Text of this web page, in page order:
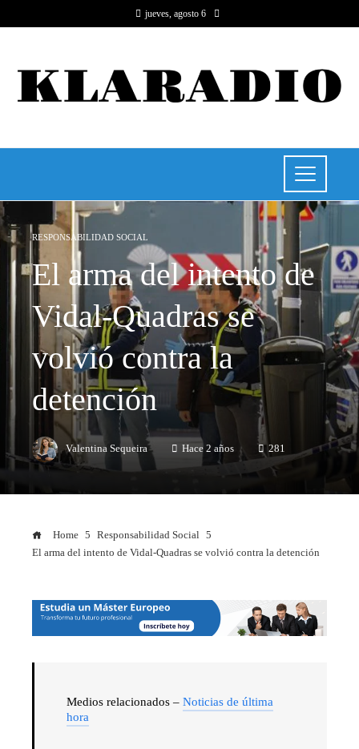
jueves, agosto 6
RESPONSABILIDAD SOCIAL
El arma del intento de
Vidal-Quadras se
volvió contra la
detención
Valentina Sequeira Hace 2 años 281
Home
Responsabilidad Social
El arma del intento de Vidal-Quadras se volvió contra la detención
Medios relacionados – Noticias de última
hora